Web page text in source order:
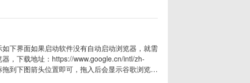
下界面如果启动软件没有自动启动浏览器，就需
，下载地址：https://www.google.cn/intl/zh-
到下图箭头位置即可，拖入后会显示谷歌浏览器